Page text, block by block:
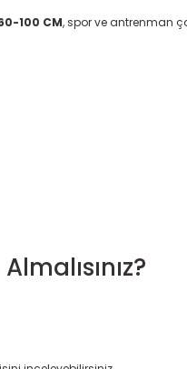
100 CM, spor ve antrenman